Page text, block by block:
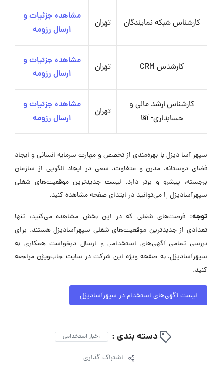
کارشناس شبکه نمایندگان تهران
مشاهده جزئیات و
ارسال رزومه
کارشناس CRM تهران
مشاهده جزئیات و
ارسال رزومه
کارشناس ارشد مالی و
حسابداری- آقا
تهران
مشاهده جزئیات و
ارسال رزومه
سپهر آسا دیزل با بهره‌مندی از تخصص و مهارت سرمایه انسانی و ایجاد
فضای دوستانه، مدرن و متفاوت، سعی در ایجاد الگویی از سازمان
برجسته، پیشرو و برتر دارد. لیست جدیدترین موقعیت‌های شغلی
سپهرآسادیزل را می‌توانید در ابتدای صفحه مشاهده کنید.
توجه: فرصت‌های شغلی که در این بخش مشاهده می‌کنید، تنها
تعدادی از جدیدترین موقعیت‌های شغلی سپهرآسادیزل هستند. برای
بررسی تمامی آگهی‌های استخدامی و ارسال درخواست همکاری به
سپهرآسادیزل، به صفحه ویژه این شرکت در سایت جاب‌ویژن مراجعه
کنید.
لیست آگهی‌های استخدام در سپهرآسادیزل
دسته بندی : اخبار استخدامی
اشتراک گذاری